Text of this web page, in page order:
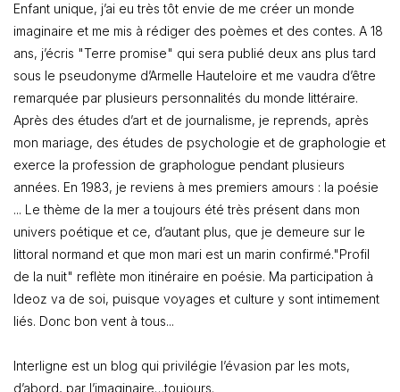
Enfant unique, j’ai eu très tôt envie de me créer un monde
imaginaire et me mis à rédiger des poèmes et des contes. A 18
ans, j’écris "Terre promise" qui sera publié deux ans plus tard
sous le pseudonyme d’Armelle Hauteloire et me vaudra d’être
remarquée par plusieurs personnalités du monde littéraire.
Après des études d’art et de journalisme, je reprends, après
mon mariage, des études de psychologie et de graphologie et
exerce la profession de graphologue pendant plusieurs
années. En 1983, je reviens à mes premiers amours : la poésie
... Le thème de la mer a toujours été très présent dans mon
univers poétique et ce, d’autant plus, que je demeure sur le
littoral normand et que mon mari est un marin confirmé."Profil
de la nuit" reflète mon itinéraire en poésie. Ma participation à
Ideoz va de soi, puisque voyages et culture y sont intimement
liés. Donc bon vent à tous...
Interligne est un blog qui privilégie l’évasion par les mots,
d’abord, par l’imaginaire…toujours.